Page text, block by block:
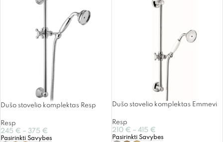
Dušo stovelio komplektas Resp
Resp
245 € – 375 €
Pasirinkti Savybes
Dušo stovelio komplektas Emmevi
Resp
210 € – 415 €
Pasirinkti Savybes